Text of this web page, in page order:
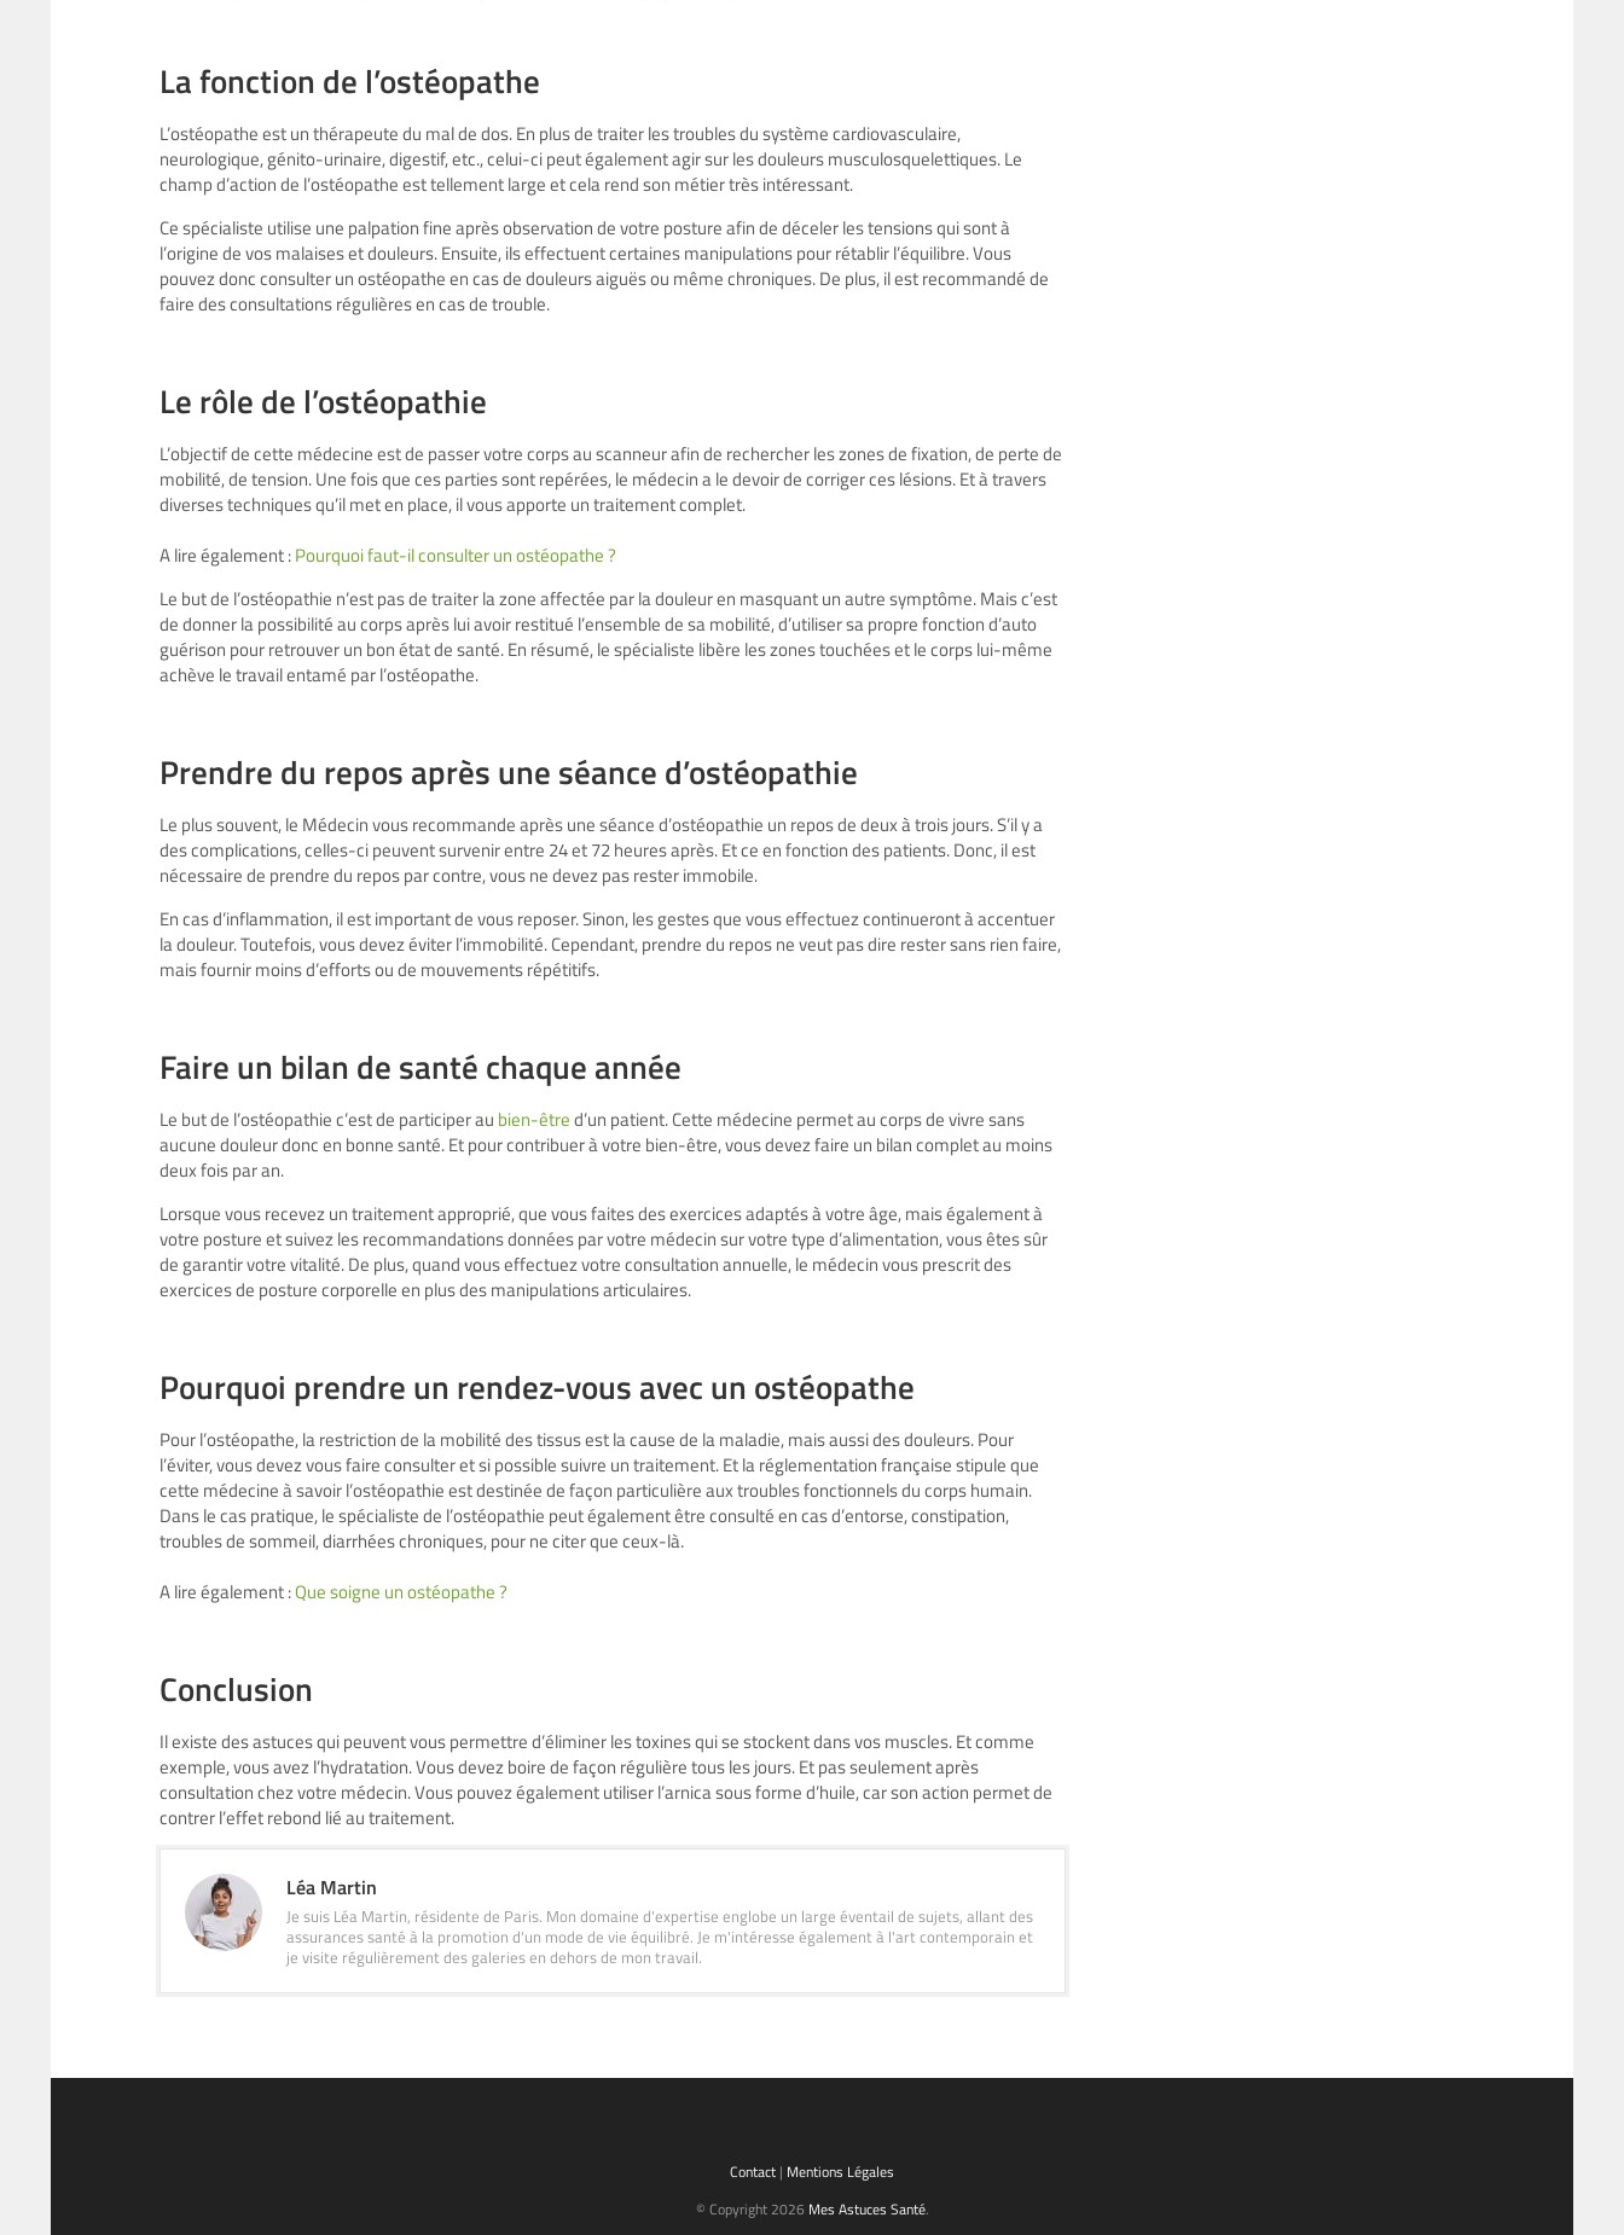
La fonction de l’ostéopathe
L’ostéopathe est un thérapeute du mal de dos. En plus de traiter les troubles du système cardiovasculaire,
neurologique, génito-urinaire, digestif, etc., celui-ci peut également agir sur les douleurs musculosquelettiques. Le
champ d’action de l’ostéopathe est tellement large et cela rend son métier très intéressant.
Ce spécialiste utilise une palpation fine après observation de votre posture afin de déceler les tensions qui sont à
l’origine de vos malaises et douleurs. Ensuite, ils effectuent certaines manipulations pour rétablir l’équilibre. Vous
pouvez donc consulter un ostéopathe en cas de douleurs aiguës ou même chroniques. De plus, il est recommandé de
faire des consultations régulières en cas de trouble.
Le rôle de l’ostéopathie
L’objectif de cette médecine est de passer votre corps au scanneur afin de rechercher les zones de fixation, de perte de
mobilité, de tension. Une fois que ces parties sont repérées, le médecin a le devoir de corriger ces lésions. Et à travers
diverses techniques qu’il met en place, il vous apporte un traitement complet.
A lire également :Pourquoi faut-il consulter un ostéopathe ?
Le but de l’ostéopathie n’est pas de traiter la zone affectée par la douleur en masquant un autre symptôme. Mais c’est
de donner la possibilité au corps après lui avoir restitué l’ensemble de sa mobilité, d’utiliser sa propre fonction d’auto
guérison pour retrouver un bon état de santé. En résumé, le spécialiste libère les zones touchées et le corps lui-même
achève le travail entamé par l’ostéopathe.
Prendre du repos après une séance d’ostéopathie
Le plus souvent, le Médecin vous recommande après une séance d’ostéopathie un repos de deux à trois jours. S’il y a
des complications, celles-ci peuvent survenir entre 24 et 72 heures après. Et ce en fonction des patients. Donc, il est
nécessaire de prendre du repos par contre, vous ne devez pas rester immobile.
En cas d’inflammation, il est important de vous reposer. Sinon, les gestes que vous effectuez continueront à accentuer
la douleur. Toutefois, vous devez éviter l’immobilité. Cependant, prendre du repos ne veut pas dire rester sans rien faire,
mais fournir moins d’efforts ou de mouvements répétitifs.
Faire un bilan de santé chaque année
Le but de l’ostéopathie c’est de participer au bien-êtred’un patient. Cette médecine permet au corps de vivre sans
aucune douleur donc en bonne santé. Et pour contribuer à votre bien-être, vous devez faire un bilan complet au moins
deux fois par an.
Lorsque vous recevez un traitement approprié, que vous faites des exercices adaptés à votre âge, mais également à
votre posture et suivez les recommandations données par votre médecin sur votre type d’alimentation, vous êtes sûr
de garantir votre vitalité. De plus, quand vous effectuez votre consultation annuelle, le médecin vous prescrit des
exercices de posture corporelle en plus des manipulations articulaires.
Pourquoi prendre un rendez-vous avec un ostéopathe
Pour l’ostéopathe, la restriction de la mobilité des tissus est la cause de la maladie, mais aussi des douleurs. Pour
l’éviter, vous devez vous faire consulter et si possible suivre un traitement. Et la réglementation française stipule que
cette médecine à savoir l’ostéopathie est destinée de façon particulière aux troubles fonctionnels du corps humain.
Dans le cas pratique, le spécialiste de l’ostéopathie peut également être consulté en cas d’entorse, constipation,
troubles de sommeil, diarrhées chroniques, pour ne citer que ceux-là.
A lire également :Que soigne un ostéopathe ?
Conclusion
Il existe des astuces qui peuvent vous permettre d’éliminer les toxines qui se stockent dans vos muscles. Et comme
exemple, vous avez l’hydratation. Vous devez boire de façon régulière tous les jours. Et pas seulement après
consultation chez votre médecin. Vous pouvez également utiliser l’arnica sous forme d’huile, car son action permet de
contrer l’effet rebond lié au traitement.
Léa Martin
Je suis Léa Martin, résidente de Paris. Mon domaine d'expertise englobe un large éventail de sujets, allant des
assurances santé à la promotion d'un mode de vie équilibré. Je m'intéresse également à l'art contemporain et
je visite régulièrement des galeries en dehors de mon travail.
Contact | Mentions Légales
© Copyright 2026 Mes Astuces Santé.